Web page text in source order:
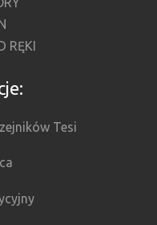
RĘKI
Tesi